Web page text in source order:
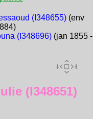
(I348655)(env
(I348696)(jan 1855 -
(I348651)